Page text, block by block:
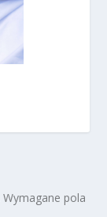
Wymagane pola